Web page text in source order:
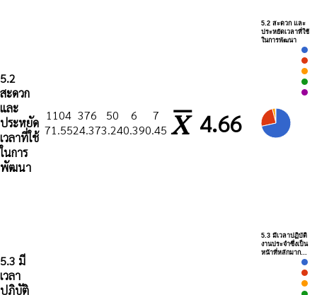
5.2
สะดวก
และ
ประหยัด
เวลาที่ใช้
ในการ
พัฒนา
1104
71.55
376
24.37
50
3.24
6
0.39
7
0.45
4.66
5.2 สะดวก และ
ประหยัดเวลาที่ใช้
ในการพัฒนา
5.3 มี
เวลา
ปฏิบัติ
5.3 มีเวลาปฏิบัติ
งานประจำซึ่งเป็น
หน้าที่หลักมาก…